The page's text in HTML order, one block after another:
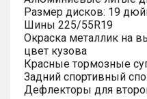
Размер дисков: 19
Шины 225/55R19
Окраска металлик на
цвет кузова
Красные тормозные
Задний спортивный
Дефлекторы для